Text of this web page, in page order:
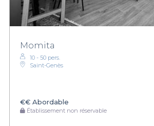
Momita
10 - 50 pers.
Saint-Genès
€€ Abordable
Établissement non réservable